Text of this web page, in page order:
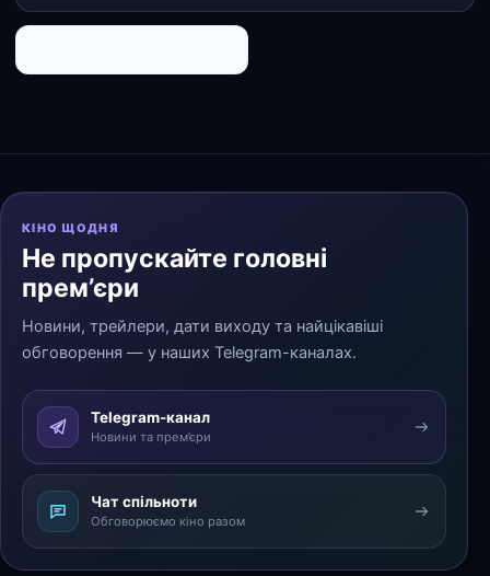
КІНО ЩОДНЯ
Не пропускайте головні
прем’єри
Новини, трейлери, дати виходу та найцікавіші
обговорення — у наших Telegram-каналах.
Telegram-канал
Новини та прем’єри
Чат спільноти
Обговорюємо кіно разом